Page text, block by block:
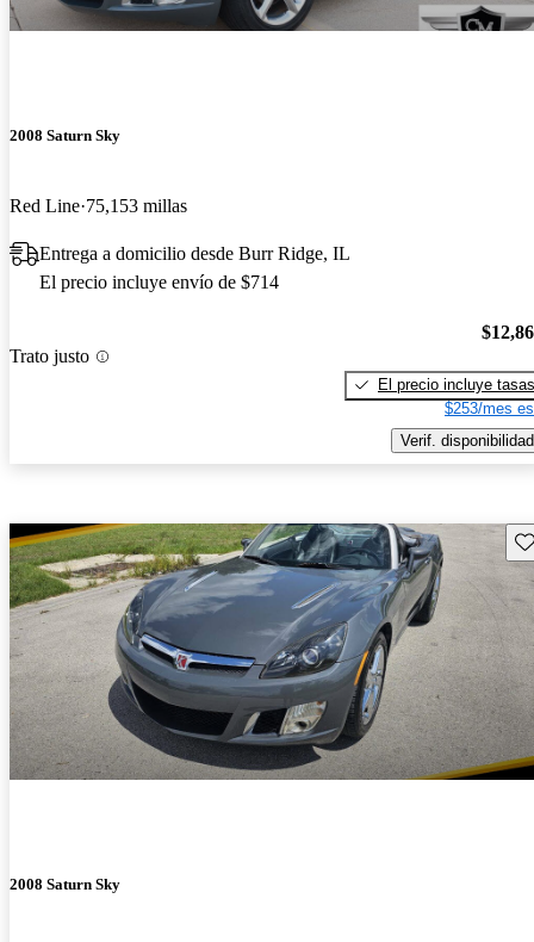
2008 Saturn Sky
Red Line 75,153 millas
Entrega a domicilio desde Burr Ridge, IL
El precio incluye envío de $714
Trato justo
El precio incluye tasas
$253/mes
Verif. disponibilidad
2008 Saturn Sky